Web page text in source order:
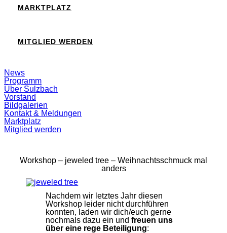
MARKTPLATZ
MITGLIED WERDEN
Suchfeld
ein-/ausblenden
News
Programm
Über Sulzbach
Vorstand
Bildgalerien
Kontakt & Meldungen
Marktplatz
Mitglied werden
Workshop – jeweled tree – Weihnachtsschmuck mal
anders
Nachdem wir letztes Jahr diesen
Workshop leider nicht durchführen
konnten, laden wir dich/euch gerne
nochmals dazu ein und freuen uns
über eine rege Beteiligung: